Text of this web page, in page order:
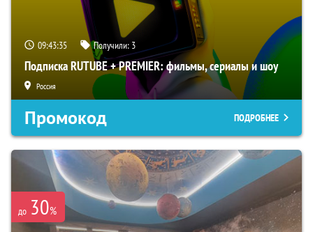
09:43:34 Получили: 3
Подписка RUTUBE + PREMIER: фильмы, сериалы и шоу
Россия
Промокод ПОДРОБНЕЕ
до 30%